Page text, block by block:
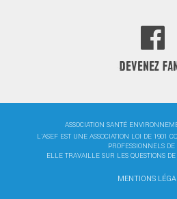
DEVENEZ
ASSOCIATION SANTÉ
L'ASEF EST UNE ASSOCIATION LOI DE 1901
PROFESSIONNELS DE
ELLE TRAVAILLE SUR LES QUESTIONS
MENTIONS